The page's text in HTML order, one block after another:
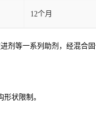
12个月
剂等一系列助剂，经混合
状限制。